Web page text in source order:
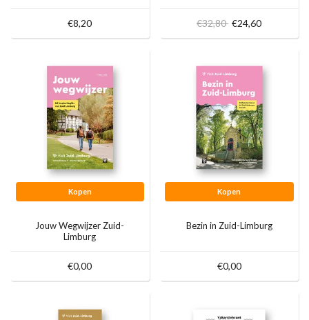
€8,20 €32,80 €24,60
Kopen
Jouw Wegwijzer Zuid-
Limburg
€0,00
Kopen
Bezin in Zuid-Limburg
€0,00